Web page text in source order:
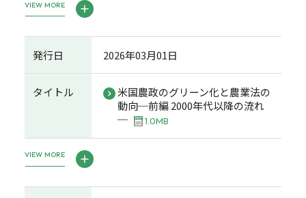
VIEW MORE
発行日 2026年03月01日
タイトル
米国農政のグリーン化と農業法の
動向─前編 2000年代以降の流れ
─
1.0MB
VIEW MORE